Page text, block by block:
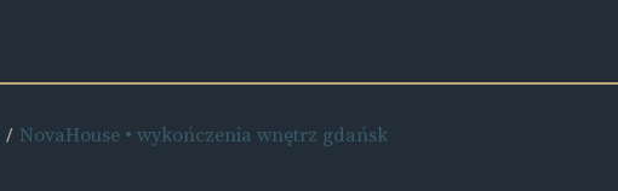
NovaHouse • wykończenia wnętrz gdańsk